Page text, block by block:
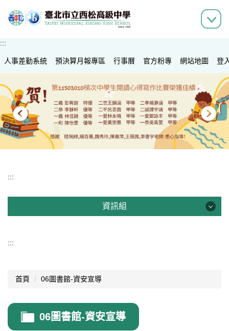
到
容
區
:::
人事差勤系統 預決算月報專區 行事曆 官方粉專 網站地圖 登
:::
資訊組
02.資訊業務宣導
03.資安宣導
:::
首頁 06圖書館-資安宣導
06圖書館-資安宣導